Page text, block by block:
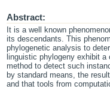
Abstract:
It is a well known
its descendants. This
phylogenetic analysis to
linguistic phylogeny exhibit
method to detect such
by standard means, the
and that tools from